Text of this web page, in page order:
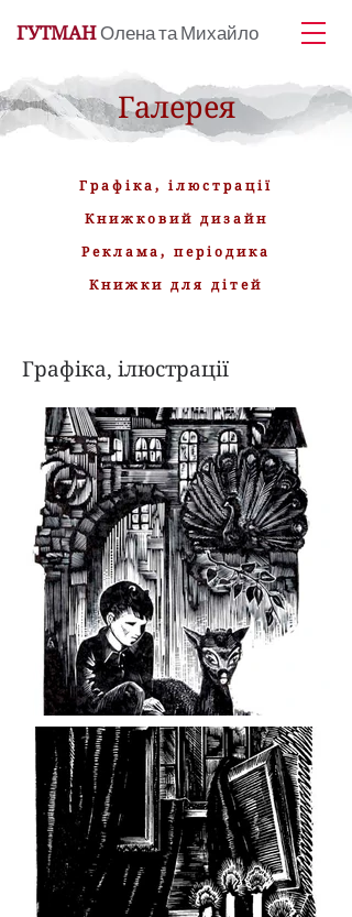
ГУТМАН Олена та Михайло
Галерея
Графіка, ілюстрації
Книжковий дизайн
Реклама, періодика
Книжки для дітей
Графіка, ілюстрації